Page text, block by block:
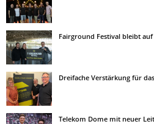
Fairground Festival bleibt
Dreifache Verstärkung für
Telekom Dome mit neuer